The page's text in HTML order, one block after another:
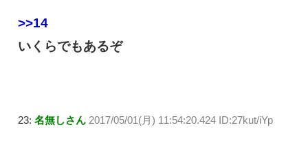
>>14
いくらでもあるぞ
23: 名無しさん 2017/05/01(月) 11:54:20.424 ID:27kut/iYp